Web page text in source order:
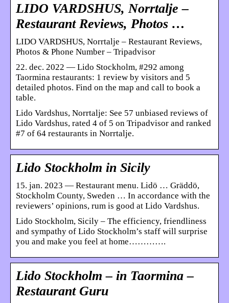
LIDO VARDSHUS, Norrtalje –
Restaurant Reviews, Photos …
LIDO VARDSHUS, Norrtalje – Restaurant Reviews,
Photos & Phone Number – Tripadvisor
22. dec. 2022 — Lido Stockholm, #292 among
Taormina restaurants: 1 review by visitors and 5
detailed photos. Find on the map and call to book a
table.
Lido Vardshus, Norrtalje: See 57 unbiased reviews of
Lido Vardshus, rated 4 of 5 on Tripadvisor and ranked
#7 of 64 restaurants in Norrtalje.
Lido Stockholm in Sicily
15. jan. 2023 — Restaurant menu. Lidö … Gräddö,
Stockholm County, Sweden … In accordance with the
reviewers’ opinions, rum is good at Lido Vardshus.
Lido Stockholm, Sicily – The efficiency, friendliness
and sympathy of Lido Stockholm’s staff will surprise
you and make you feel at home………….
Lido Stockholm – in Taormina –
Restaurant Guru